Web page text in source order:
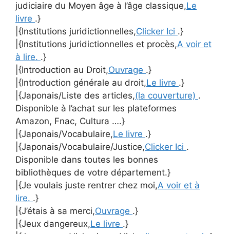
judiciaire du Moyen âge à l’âge classique,Le
livre .}
|{Institutions juridictionnelles,Clicker Ici .}
|{Institutions juridictionnelles et procès,A voir et
à lire. .}
|{Introduction au Droit,Ouvrage .}
|{Introduction générale au droit,Le livre .}
|{Japonais/Liste des articles,(la couverture) .
Disponible à l’achat sur les plateformes
Amazon, Fnac, Cultura ….}
|{Japonais/Vocabulaire,Le livre .}
|{Japonais/Vocabulaire/Justice,Clicker Ici .
Disponible dans toutes les bonnes
bibliothèques de votre département.}
|{Je voulais juste rentrer chez moi,A voir et à
lire. .}
|{J’étais à sa merci,Ouvrage .}
|{Jeux dangereux,Le livre .}